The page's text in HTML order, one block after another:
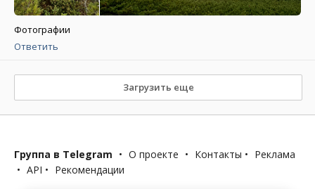
Фотографии
Ответить
Загрузить еще
Группа в Telegram • О проекте • Контакты • Реклама
• API • Рекомендации